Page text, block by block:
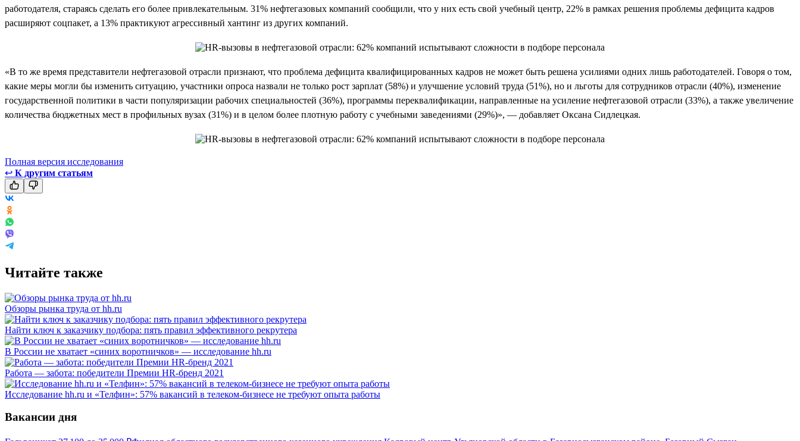
работодателя, стараясь сделать его более привлекательным. 31% нефтегазовых компаний сообщили, что у них есть свой учебный центр, 22% в рамках решения проблемы дефицита кадров
расширяют соцпакет, а 13% практикуют агрессивный хантинг из других компаний.
«В то же время представители нефтегазовой отрасли признают, что проблема дефицита квалифицированных кадров не может быть решена усилиями одних лишь работодателей. Говоря о том,
какие меры могли бы изменить ситуацию, участники опроса назвали не только рост зарплат (58%) и улучшение условий труда (51%), но и льготы для сотрудников отрасли (40%), изменение
государственной политики в части популяризации рабочих специальностей (36%), программы переквалификации, направленные на усиление нефтегазовой отрасли (33%), а также увеличение
количества бюджетных мест в профильных вузах (31%) и в целом более плотную работу с учебными заведениями (29%)», — добавляет Оксана Сидлецкая.
Полная версия исследования
↩ К другим статьям
Читайте также
Обзоры рынка труда от hh.ru
Найти ключ к заказчику подбора: пять правил эффективного рекрутера
В России не хватает «синих воротничков» — исследование hh.ru
Работа — забота: победители Премии HR-бренд 2021
Исследование hh.ru и «Телфин»: 57% вакансий в телеком-бизнесе не требуют опыта работы
Вакансии дня